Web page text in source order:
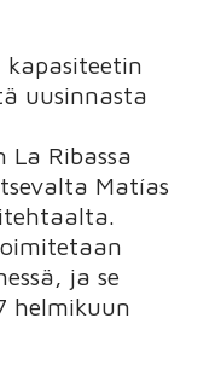
uusinnasta
La Ribassa
Matías
ja se
helmikuun